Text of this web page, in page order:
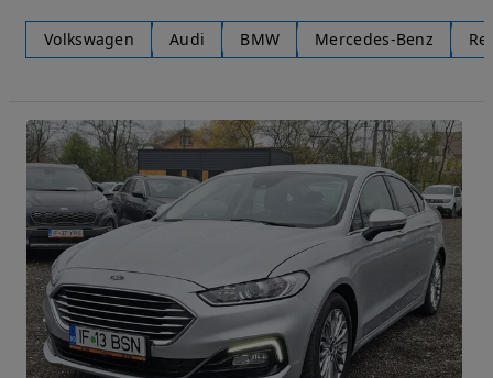
Volkswagen Audi BMW Mercedes-Benz